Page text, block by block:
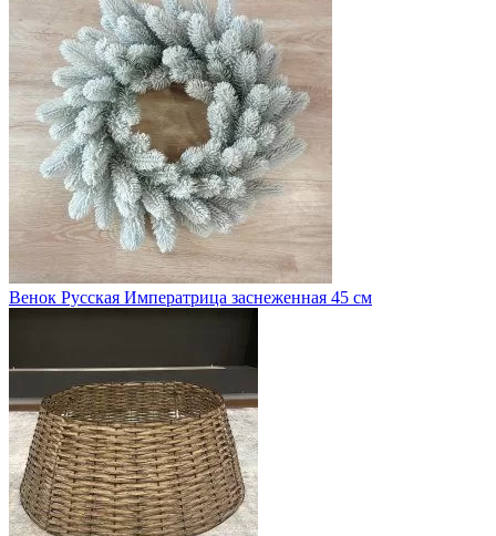
Венок Русская Императрица заснеженная 45 см